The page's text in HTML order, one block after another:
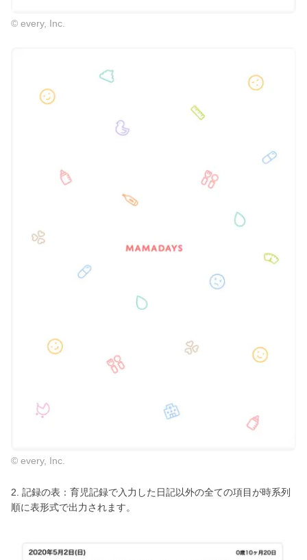
© every, Inc.
© every, Inc.
2. 記録の表：育児記録で入力した日記以外の全ての項目が時系列
順に表形式で出力されます。